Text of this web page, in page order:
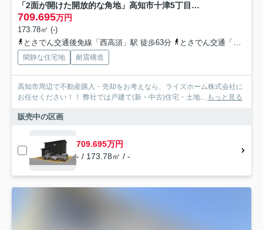
「2面が開けた開放的な角地」高知市十津5丁目 建築条件付き売土地
709.695万円
173.78㎡ (-)
とさでん交通後免線「西高須」駅 徒歩63分
とさでん交通「十津団地二区」バス停下車 徒歩3分
閑静な住宅地 耐震構造
高知市周辺で不動産購入・売却をお考えなら、ライズホーム株式会社に
お任せください！！ 弊社では戸建て(新・中古)住宅・土地... もっと見る
販売中の区画
709.695万円
- / 173.78㎡ / -